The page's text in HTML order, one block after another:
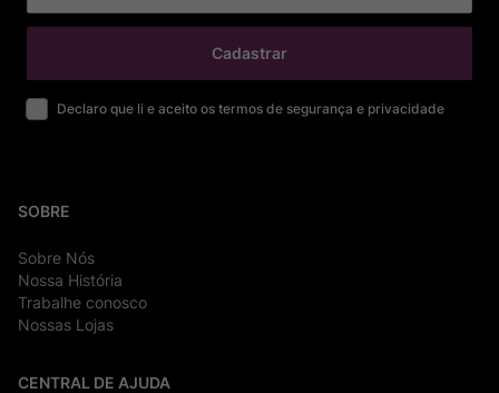
Cadastrar
Declaro que li e aceito os termos de segurança e privacidade
SOBRE
Sobre Nós
Nossa História
Trabalhe conosco
Nossas Lojas
CENTRAL DE AJUDA